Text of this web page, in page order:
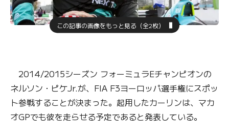
この記事の画像をもっと見る（全2枚）
2014/2015シーズン フォーミュラEチャンピオンの
ネルソン・ピケJr.が、FIA F3ヨーロッパ選手権にスポッ
ト参戦することが決まった。起用したカーリンは、マカ
オGPでも彼を走らせる予定であると発表している。